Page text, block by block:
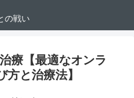
の戦い
療【最適なオンラ
方と治療法】